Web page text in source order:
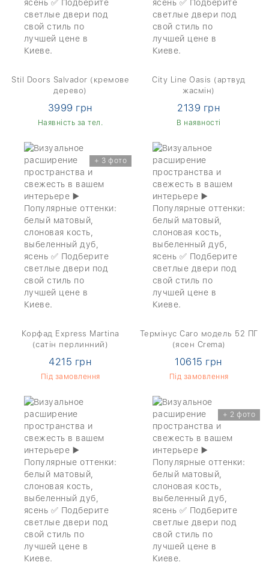
Stil Doors Salvador (кремове
дерево)
3999 грн
Наявність за тел.
City Line Oasis (артвуд
жасмін)
2139 грн
В наявності
+ 3 фото
Корфад Express Martina
(сатін перлинний)
4215 грн
Під замовлення
Термінус Caro модель 52 ПГ
(ясен Crema)
10615 грн
Під замовлення
+ 2 фото